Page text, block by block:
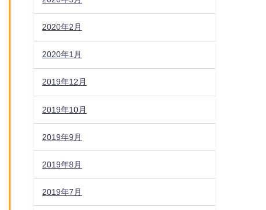
2020年2月
2020年1月
2019年12月
2019年10月
2019年9月
2019年8月
2019年7月